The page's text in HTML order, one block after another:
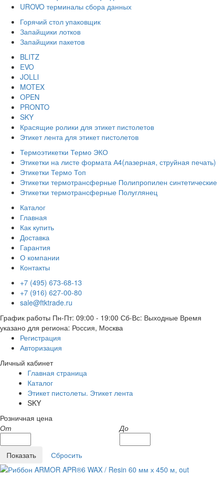
UROVO терминалы сбора данных
Горячий стол упаковщик
Запайщики лотков
Запайщики пакетов
BLITZ
EVO
JOLLI
MOTEX
OPEN
PRONTO
SKY
Красящие ролики для этикет пистолетов
Этикет лента для этикет пистолетов
Термоэтикетки Термо ЭКО
Этикетки на листе формата А4(лазерная, струйная печать)
Этикетки Термо Топ
Этикетки термотрансферные Полипропилен синтетические
Этикетки термотрансферные Полуглянец
Каталог
Главная
Как купить
Доставка
Гарантия
О компании
Контакты
+7 (495) 673-68-13
+7 (916) 627-00-80
sale@ftktrade.ru
График работы Пн-Пт: 09:00 - 19:00 Сб-Вс: Выходные Время
указано для региона: Россия, Москва
Регистрация
Авторизация
Личный кабинет
Главная страница
Каталог
Этикет пистолеты. Этикет лента
SKY
Розничная цена
От
До